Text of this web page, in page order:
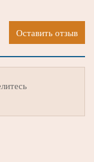
Оставить отзыв